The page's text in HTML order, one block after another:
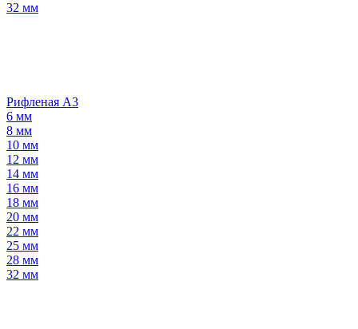
32 мм
Рифленая А3
6 мм
8 мм
10 мм
12 мм
14 мм
16 мм
18 мм
20 мм
22 мм
25 мм
28 мм
32 мм